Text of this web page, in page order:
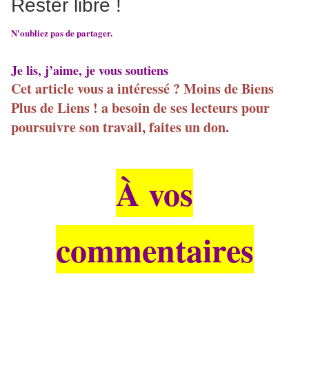
Rester libre !
N'oubliez pas de partager.
Je lis, j’aime, je vous soutiens
Cet article vous a intéressé ? Moins de Biens
Plus de Liens ! a besoin de ses lecteurs pour
poursuivre son travail, faites un don.
À vos
commentaires